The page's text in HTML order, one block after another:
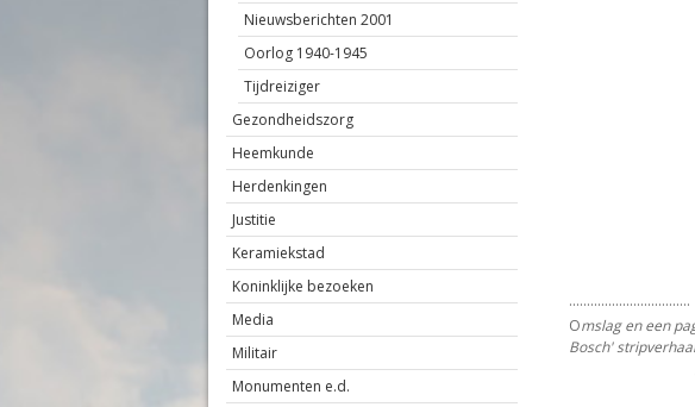
Nieuwsberichten 2001
Oorlog 1940-1945
Tijdreiziger
Gezondheidszorg
Heemkunde
Herdenkingen
Justitie
Keramiekstad
Koninklijke bezoeken
Media
Militair
Monumenten e.d.
..................................
Omslag en een
Bosch'